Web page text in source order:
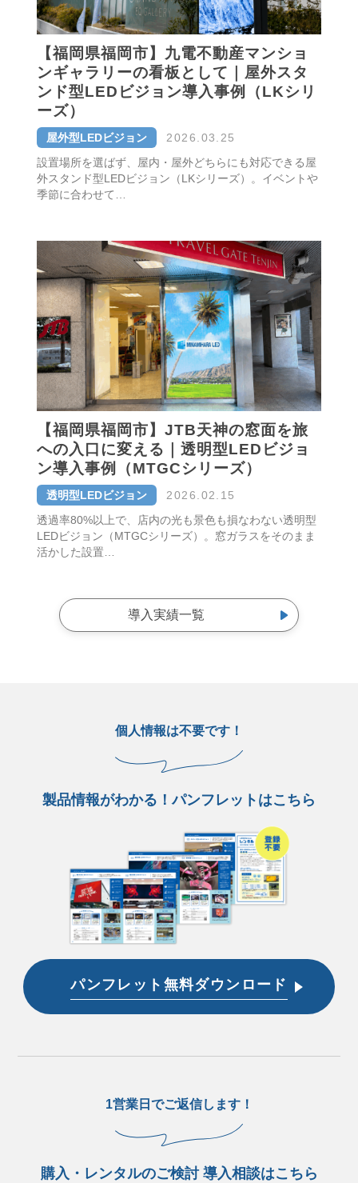
【福岡県福岡市】九電不動産マンショ
ンギャラリーの看板として｜屋外スタ
ンド型LEDビジョン導入事例（LKシリ
ーズ）
屋外型LEDビジョン
2026.03.25
設置場所を選ばず、屋内・屋外どちらにも対応できる屋
外スタンド型LEDビジョン（LKシリーズ）。イベントや
季節に合わせて…
【福岡県福岡市】JTB天神の窓面を旅
への入口に変える｜透明型LEDビジョ
ン導入事例（MTGCシリーズ）
透明型LEDビジョン
2026.02.15
透過率80%以上で、店内の光も景色も損なわない透明型
LEDビジョン（MTGCシリーズ）。窓ガラスをそのまま
活かした設置…
導入実績一覧
個人情報は不要です！
製品情報がわかる！パンフレットはこちら
パンフレット無料ダウンロード
1営業日でご返信します！
購入・レンタルのご検討 導入相談はこちら